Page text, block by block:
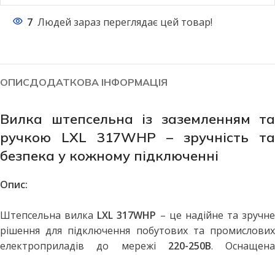
7 Людей зараз переглядає цей товар!
ОПИСДОДАТКОВА ІНФОРМАЦІЯ
Вилка штепсельна із заземленням та
ручкою LXL 317WHP – зручність та
безпека у кожному підключенні
Опис:
Штепсельна вилка LXL 317WHP – це надійне та зручне
рішення для підключення побутових та промислових
електроприладів до мережі 220-250В. Оснащена